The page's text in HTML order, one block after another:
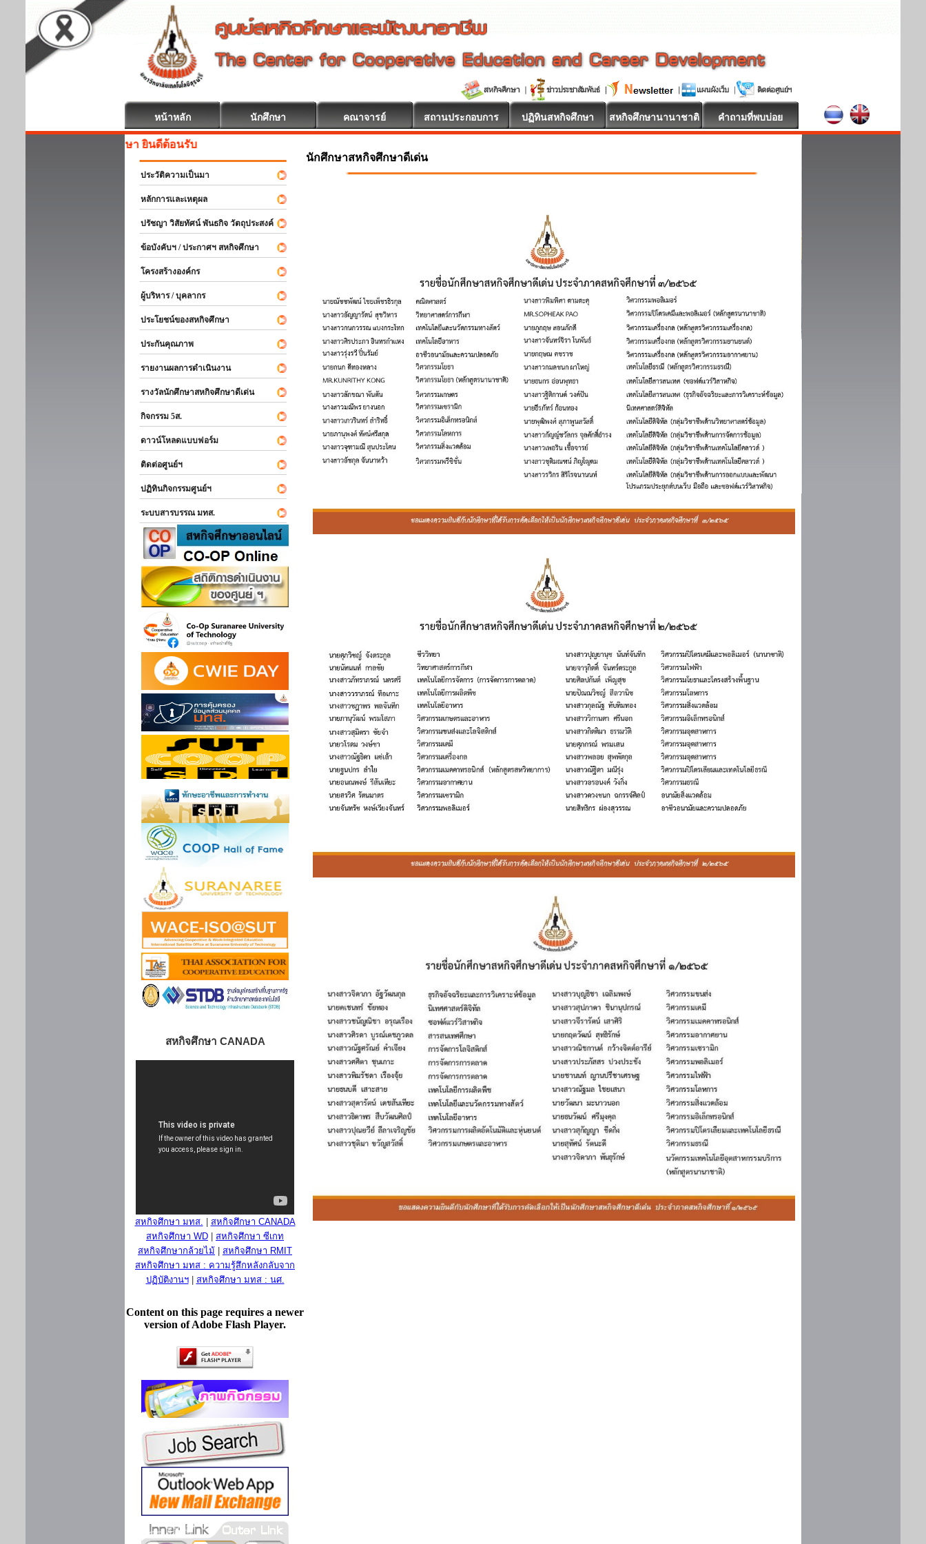
หน้าหลัก นักศึกษา คณาจารย์ สถานประกอบการ ปฏิทินสหกิจศึกษา สหกิจศึกษานานาชาติ คำถามที่พบบ่อย
สหกิจศึกษา ยินดีต้อนรับ
ประวัติความเป็นมา
หลักการและเหตุผล
ปรัชญา วิสัยทัศน์ พันธกิจ วัตถุประสงค์
ข้อบังคับฯ / ประกาศฯ สหกิจศึกษา
โครงสร้างองค์กร
ผู้บริหาร / บุคลากร
ประโยชน์ของสหกิจศึกษา
ประกันคุณภาพ
รายงานผลการดำเนินงาน
รางวัลนักศึกษาสหกิจศึกษาดีเด่น
กิจกรรม 5ส.
ดาวน์โหลดแบบฟอร์ม
ติดต่อศูนย์ฯ
ปฏิทินกิจกรรมศูนย์ฯ
ระบบสารบรรณ มทส.
สหกิจศึกษา CANADA
สหกิจศึกษา มทส.
สหกิจศึกษา CANADA
สหกิจศึกษา WD
สหกิจศึกษา ซีเกท
สหกิจศึกษากล้วยไม้
สหกิจศึกษา RMIT
สหกิจศึกษา มทส : ความรู้สึกหลังกลับจาก
ปฏิบัติงานฯ| สหกิจศึกษา มทส : นศ.
Content on this page requires a newer
version of Adobe Flash Player.
นักศึกษาสหกิจศึกษาดีเด่น